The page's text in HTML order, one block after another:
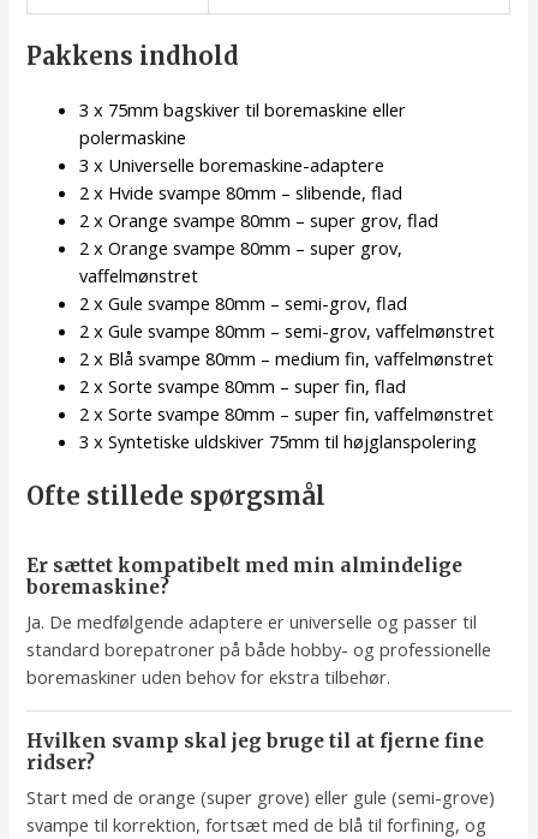
Pakkens indhold
3 x 75mm bagskiver til boremaskine eller
polermaskine
3 x Universelle boremaskine-adaptere
2 x Hvide svampe 80mm – slibende, flad
2 x Orange svampe 80mm – super grov, flad
2 x Orange svampe 80mm – super grov,
vaffelmønstret
2 x Gule svampe 80mm – semi-grov, flad
2 x Gule svampe 80mm – semi-grov, vaffelmønstret
2 x Blå svampe 80mm – medium fin, vaffelmønstret
2 x Sorte svampe 80mm – super fin, flad
2 x Sorte svampe 80mm – super fin, vaffelmønstret
3 x Syntetiske uldskiver 75mm til højglanspolering
Ofte stillede spørgsmål
Er sættet kompatibelt med min almindelige
boremaskine?
Ja. De medfølgende adaptere er universelle og passer til
standard borepatroner på både hobby- og professionelle
boremaskiner uden behov for ekstra tilbehør.
Hvilken svamp skal jeg bruge til at fjerne fine
ridser?
Start med de orange (super grove) eller gule (semi-grove)
svampe til korrektion, fortsæt med de blå til forfining, og